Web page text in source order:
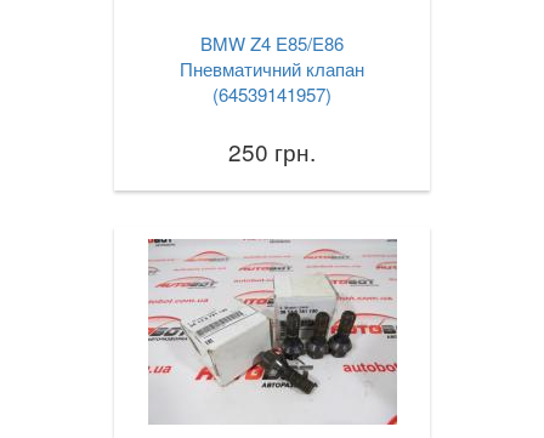
X5 III F15
X5M III F85
X5 IV G05
BMW Z4 E85/E86
Пневматичний клапан
(64539141957)
250 грн.